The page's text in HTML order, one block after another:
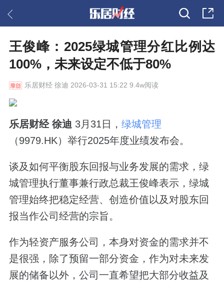
王俊峰：2025绿城管理分红比例达
100%，未来设定不低于80%
乐居财经徐迪 2026-03-31 15:22 9.4w阅读
乐居财经 徐迪 3月31日， 绿城管理
（9979.HK）举行2025年度业绩发布会。
谈及如何平衡股东回报与业务发展的需求， 绿
城管理执行董事兼行政总裁王俊峰表示，绿城
管理始终把稳定经营、创造价值以及对股东回
报当作公司经营的宗旨。
作为轻资产服务公司，本身对资金的需求并不
是很强，除了预留一部分资金，作为对未来发
展的储备以外，公司一直希望把大部分收益及